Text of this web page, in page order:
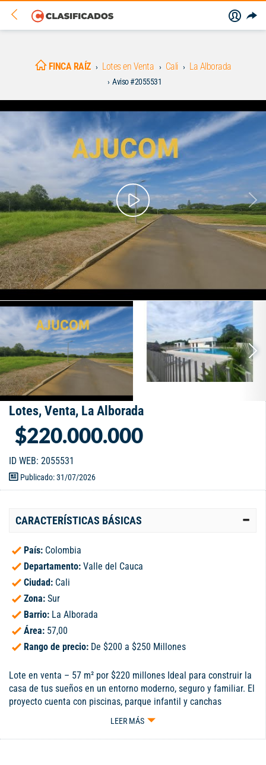
FINCA RAÍZ Lotes en Venta Cali La Alborada
Aviso #2055531
Lotes, Venta, La Alborada
$220.000.000
ID WEB: 2055531
Publicado: 31/07/2026
CARACTERÍSTICAS BÁSICAS
País: Colombia
Departamento: Valle del Cauca
Ciudad: Cali
Zona: Sur
Barrio: La Alborada
Área: 57,00
Rango de precio: De $200 a $250 Millones
Lote en venta – 57 m² por $220 millones Ideal para construir la
casa de tus sueños en un entorno moderno, seguro y familiar. El
proyecto cuenta con piscinas, parque infantil y canchas
deportivas, además de fácil acceso a vías principales y zonas
comerciales. Alta valorización y excelente oportunidad de
inversión. ¡Construye tu hogar y vive tu sueño!
LEER MÁS